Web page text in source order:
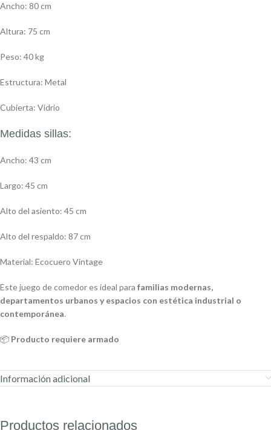
Ancho: 80 cm
Altura: 75 cm
Peso: 40 kg
Estructura: Metal
Cubierta: Vidrio
Medidas sillas:
Ancho: 43 cm
Largo: 45 cm
Alto del asiento: 45 cm
Alto del respaldo: 87 cm
Material: Ecocuero Vintage
Este juego de comedor es ideal para familias modernas,
departamentos urbanos y espacios con estética industrial o
contemporánea.
📦 Producto requiere armado
Información adicional
Productos relacionados